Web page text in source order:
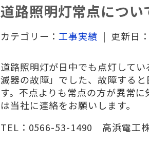
道路照明灯常点につい
カテゴリー：工事実績 | 更新日
道路照明灯が日中でも点灯して
滅器の故障」でした、故障する
す。不点よりも常点の方が異常
は当社に連絡をお願いします。
TEL：0566-53-1490 高浜電工